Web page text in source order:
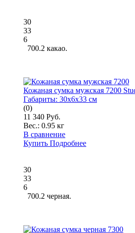
30
33
6
700.2 какао.
Кожаная сумка мужская 7200
Габариты: 30x6x33 см
(0)
11 340 Руб.
Вес.: 0.95 кг
В сравнение
Купить Подробнее
30
33
6
700.2 черная.